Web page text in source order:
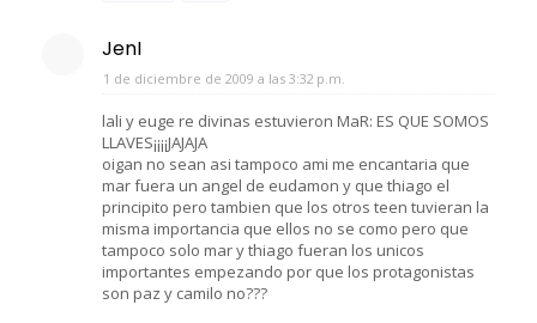
JenI
1 de diciembre de 2009 a las 3:32 p.m.
lali y euge re divinas estuvieron MaR: ES QUE SOMOS
LLAVES¡¡¡¡JAJAJA
oigan no sean asi tampoco ami me encantaria que
mar fuera un angel de eudamon y que thiago el
principito pero tambien que los otros teen tuvieran la
misma importancia que ellos no se como pero que
tampoco solo mar y thiago fueran los unicos
importantes empezando por que los protagonistas
son paz y camilo no???